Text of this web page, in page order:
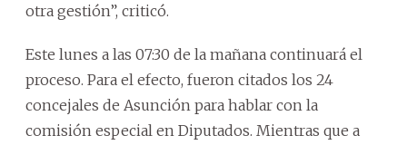
otra gestión”, criticó.
Este lunes a las 07:30 de la mañana continuará el
proceso. Para el efecto, fueron citados los 24
concejales de Asunción para hablar con la
comisión especial en Diputados. Mientras que a